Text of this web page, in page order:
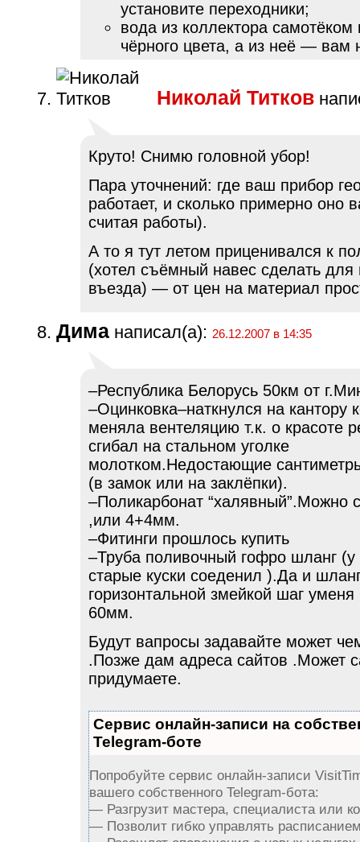
установите переходники;
вода из коллектора самотёком
чёрного цвета, а из неё — вам
Николай Титков
Круто! Снимю головной убор!
Пара уточнений: где ваш прибор
работает, и сколько примерно оно
считая работы).
А то я тут летом приценивался к
(хотел съёмный навес сделать
въезда) — от цен на материал
Дима написал(а): 26.12.2007 в 14:35
–Республика Белорусь 50км от
–Оцинковка–наткнулся на кантору
меняла вентеляцию т.к. о красоте
сгибал на стальном уголке
молотком.Недостающие
(в замок или на заклёпки).
–Поликарбонат “халявный”.Можно
,или 4+4мм.
–Фитинги прошлось купить
–Труба поливочный гофро шланг (у
старые куски соеденил ).Да и
горизонтальной змейкой шаг
60мм.
Будут вапросы задавайте может
.Позже дам адреса сайтов .Может
придумаете.
Сервис онлайн-записи на
Telegram-боте
Попробуйте сервис онлайн-записи
вашего собственного Telegram-бота:
— Разгрузит мастера, специалиста или
— Позволит гибко управлять